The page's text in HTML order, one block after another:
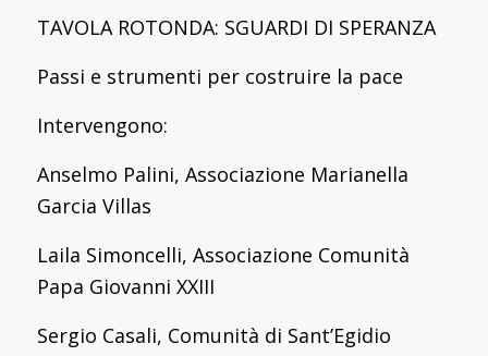
TAVOLA ROTONDA: SGUARDI DI SPERANZA
Passi e strumenti per costruire la pace
Intervengono:
Anselmo Palini, Associazione Marianella
Garcia Villas
Laila Simoncelli, Associazione Comunità
Papa Giovanni XXIII
Sergio Casali, Comunità di Sant’Egidio